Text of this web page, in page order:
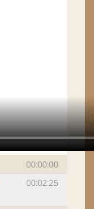
00:00:00
00:02:25